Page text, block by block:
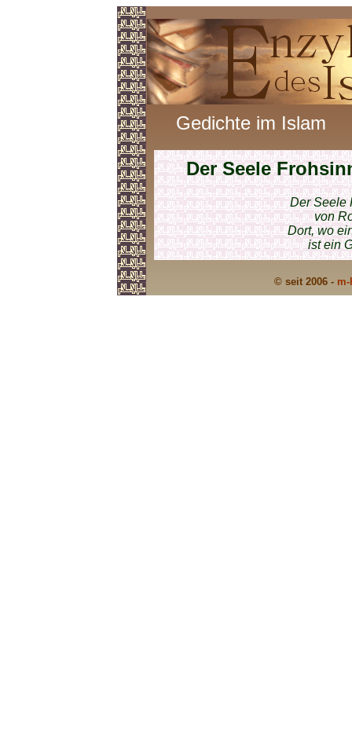
Gedichte im Islam
Der Seele
Der Seele
von
Dort, wo
ist ein
© seit 2006 -